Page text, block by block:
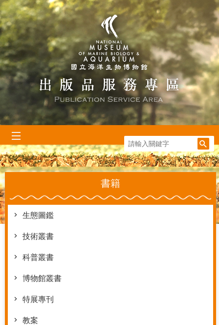
跳到主要內容區塊
:::
書籍
生態圖鑑
技術叢書
科普叢書
博物館叢書
特展專刊
教案